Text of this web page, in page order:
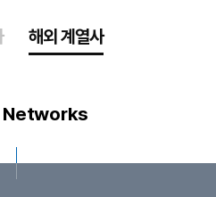
해외 계열사
Networks